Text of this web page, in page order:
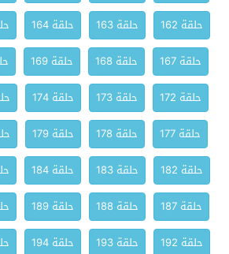
حلقة 162
حلقة 163 حلقة 164
حلقة 167
حلقة 168 حلقة 169
حلقة 172
حلقة 173 حلقة 174
حلقة 177
حلقة 178 حلقة 179
حلقة 182
حلقة 183 حلقة 184
حلقة 187
حلقة 188 حلقة 189
حلقة 192
حلقة 193 حلقة 194